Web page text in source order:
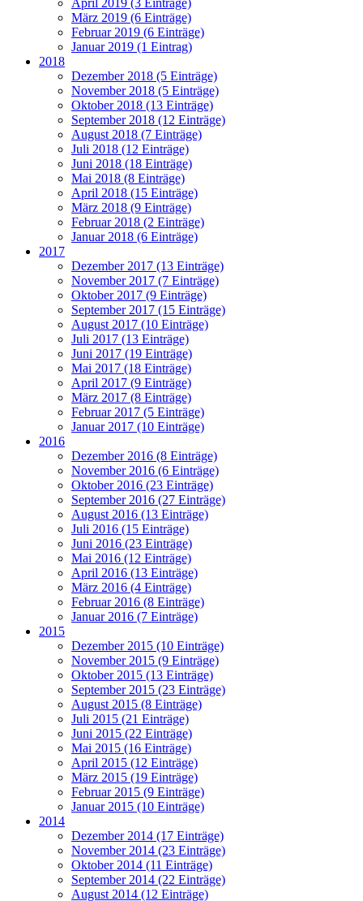
März 2019 (6 Einträge)
Februar 2019 (6 Einträge)
Januar 2019 (1 Eintrag)
2018
Dezember 2018 (5 Einträge)
November 2018 (5 Einträge)
Oktober 2018 (13 Einträge)
September 2018 (12 Einträge)
August 2018 (7 Einträge)
Juli 2018 (12 Einträge)
Juni 2018 (18 Einträge)
Mai 2018 (8 Einträge)
April 2018 (15 Einträge)
März 2018 (9 Einträge)
Februar 2018 (2 Einträge)
Januar 2018 (6 Einträge)
2017
Dezember 2017 (13 Einträge)
November 2017 (7 Einträge)
Oktober 2017 (9 Einträge)
September 2017 (15 Einträge)
August 2017 (10 Einträge)
Juli 2017 (13 Einträge)
Juni 2017 (19 Einträge)
Mai 2017 (18 Einträge)
April 2017 (9 Einträge)
März 2017 (8 Einträge)
Februar 2017 (5 Einträge)
Januar 2017 (10 Einträge)
2016
Dezember 2016 (8 Einträge)
November 2016 (6 Einträge)
Oktober 2016 (23 Einträge)
September 2016 (27 Einträge)
August 2016 (13 Einträge)
Juli 2016 (15 Einträge)
Juni 2016 (23 Einträge)
Mai 2016 (12 Einträge)
April 2016 (13 Einträge)
März 2016 (4 Einträge)
Februar 2016 (8 Einträge)
Januar 2016 (7 Einträge)
2015
Dezember 2015 (10 Einträge)
November 2015 (9 Einträge)
Oktober 2015 (13 Einträge)
September 2015 (23 Einträge)
August 2015 (8 Einträge)
Juli 2015 (21 Einträge)
Juni 2015 (22 Einträge)
Mai 2015 (16 Einträge)
April 2015 (12 Einträge)
März 2015 (19 Einträge)
Februar 2015 (9 Einträge)
Januar 2015 (10 Einträge)
2014
Dezember 2014 (17 Einträge)
November 2014 (23 Einträge)
Oktober 2014 (11 Einträge)
September 2014 (22 Einträge)
August 2014 (12 Einträge)